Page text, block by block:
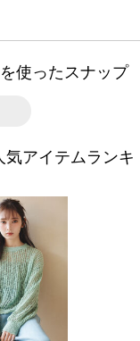
使ったスナップ
アイテムランキ